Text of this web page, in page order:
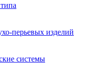
перьевых изделий
системы